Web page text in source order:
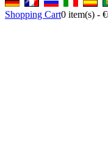
Shopping Cart0 item(s) -